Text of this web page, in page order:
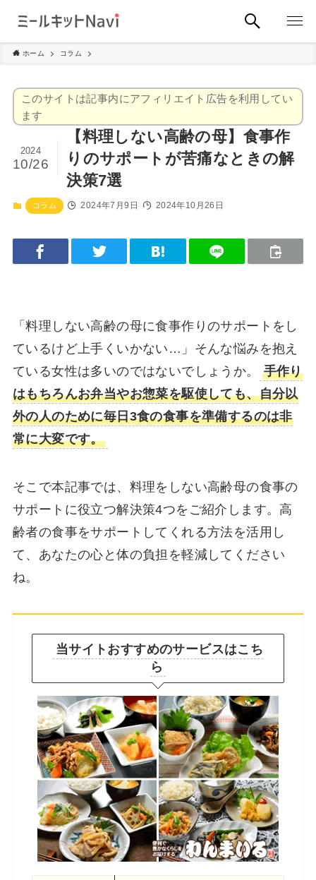
ホーム コラム
このサイトは記事内にアフィリエイト広告を利用してい
ます
【料理しない高齢の母】食事作
りのサポートが苦痛なときの解
決策7選
2024
10/26
コラム 2024年7月9日 2024年10月26日
「料理しない高齢の母に食事作りのサポートをし
ているけど上手くいかない…」そんな悩みを抱え
ている女性は多いのではないでしょうか。
手作り
はもちろんお弁当やお惣菜を駆使しても、自分以
外の人のために毎日3食の食事を準備するのは非
常に大変です。
そこで本記事では、料理をしない高齢母の食事の
サポートに役立つ解決策4つをご紹介します。高
齢者の食事をサポートしてくれる方法を活用し
て、あなたの心と体の負担を軽減してください
ね。
当サイトおすすめのサービスはこち
ら